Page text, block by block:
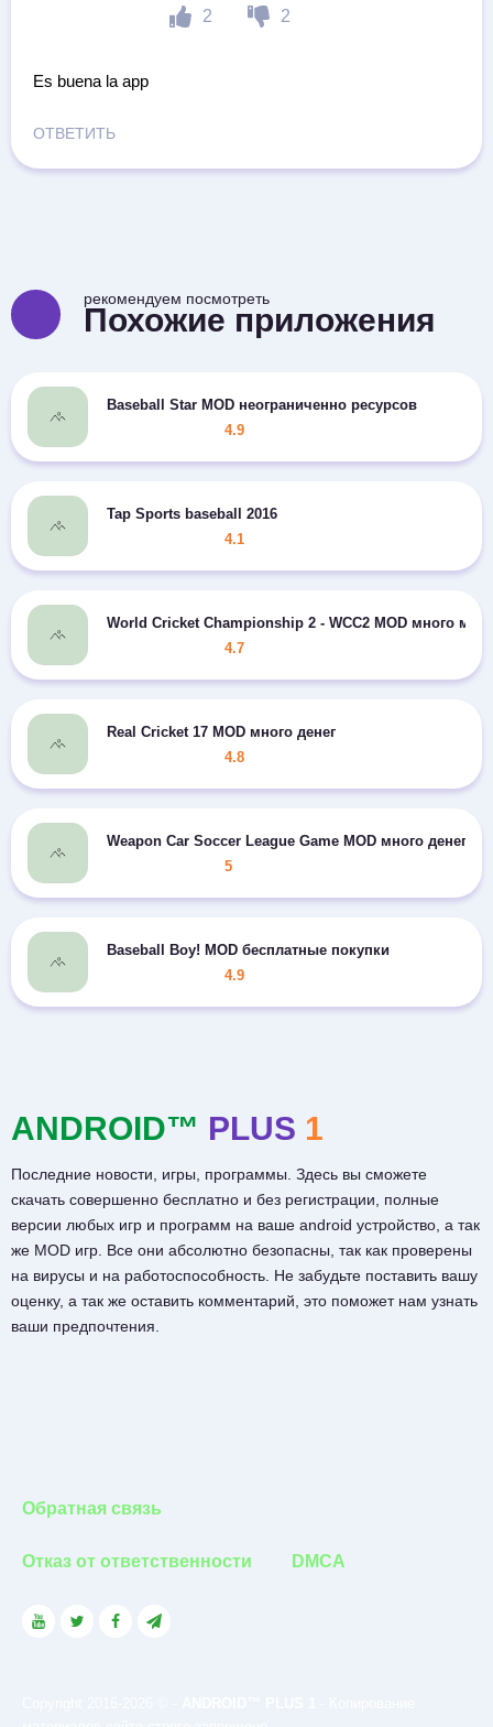
2 2
Es buena la app
ОТВЕТИТЬ
рекомендуем посмотреть
Похожие приложения
Baseball Star MOD неограниченно ресурсов
4.9
Tap Sports baseball 2016
4.1
World Cricket Championship 2 - WCC2 MOD много
4.7
Real Cricket 17 MOD много денег
4.8
Weapon Car Soccer League Game MOD много денег
5
Baseball Boy! MOD бесплатные покупки
4.9
ANDROID™ PLUS 1
Последние новости, игры, программы. Здесь вы сможете
скачать совершенно бесплатно и без регистрации, полные
версии любых игр и программ на ваше android устройство, а так
же MOD игр. Все они абсолютно безопасны, так как проверены
на вирусы и на работоспособность. Не забудьте поставить вашу
оценку, а так же оставить комментарий, это поможет нам узнать
ваши предпочтения.
Обратная связь
Отказ от ответственности DMCA